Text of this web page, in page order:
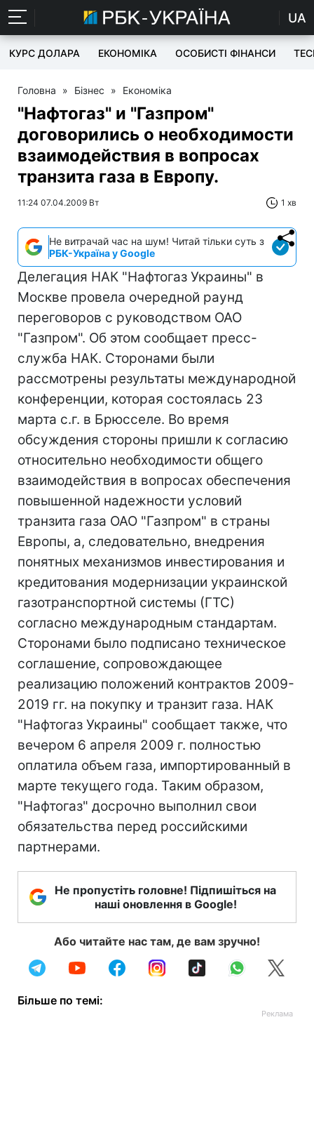
UA
КУРС ДОЛАРА ЕКОНОМІКА ОСОБИСТІ ФІНАНСИ
Головна » Бізнес » Економіка
"Нафтогаз" и "Газпром"
договорились о необходимости
взаимодействия в вопросах
транзита газа в Европу.
11:24 07.04.2009 Вт 1 хв
Не витрачай час на шум! Читай тільки суть з
РБК-Україна у Google
Делегация НАК "Нафтогаз Украины" в
Москве провела очередной раунд
переговоров с руководством ОАО
"Газпром". Об этом сообщает пресс-
служба НАК. Сторонами были
рассмотрены результаты международной
конференции, которая состоялась 23
марта с.г. в Брюсселе. Во время
обсуждения стороны пришли к согласию
относительно необходимости общего
взаимодействия в вопросах обеспечения
повышенной надежности условий
транзита газа ОАО "Газпром" в страны
Европы, а, следовательно, внедрения
понятных механизмов инвестирования и
кредитования модернизации украинской
газотранспортной системы (ГТС)
согласно международным стандартам.
Сторонами было подписано техническое
соглашение, сопровождающее
реализацию положений контрактов 2009-
2019 гг. на покупку и транзит газа. НАК
"Нафтогаз Украины" сообщает также, что
вечером 6 апреля 2009 г. полностью
оплатила объем газа, импортированный в
марте текущего года. Таким образом,
"Нафтогаз" досрочно выполнил свои
обязательства перед российскими
партнерами.
Не пропустіть головне! Підпишіться на
наші оновлення в Google!
Або читайте нас там, де вам зручно!
Більше по темі: